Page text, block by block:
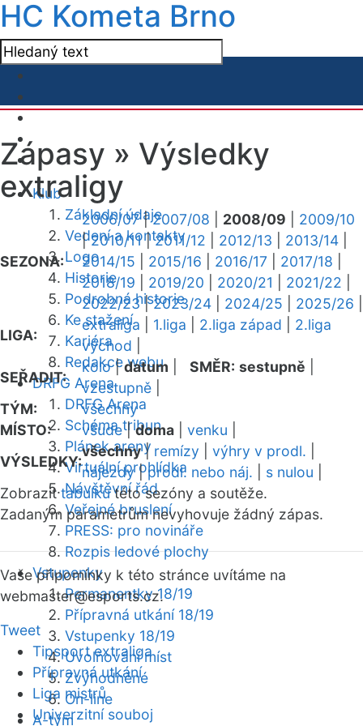
HC Kometa Brno
Klub
Základní údaje
Vedení a kontakty
Logo
Historie
Podrobná historie
Ke stažení
Kariéra
Redakce webu
DRFG Arena
DRFG Arena
Schéma tribun
Plánek areny
Virtuální prohlídka
Návštěvní řád
Veřejné bruslení
PRESS: pro novináře
Rozpis ledové plochy
Vstupenky
Permanentky 18/19
Přípravná utkání 18/19
Vstupenky 18/19
Uvolňování míst
Zvýhodněné
On-line
A-tým
Zápasy » Výsledky
extraligy
SEZONA:
2006/07|2007/08 2008/09
2009/10
|2010/11|2011/12 2012/13 2013/14
2014/15
2015/16 2016/17 2017/18
2018/19
2019/20 2020/21 2021/22
2022/23|2023/24 2024/25 2025/26
LIGA:
extraliga 1.liga 2.liga západ
2.liga
východ
SEŘADIT:
kolo|datum SMĚR: sestupně
vzestupně
TÝM:
všechny
MÍSTO:
všude|doma venku
VÝSLEDKY:
všechny| remízy výhry v prodl.
nájezdy|prodl. nebo náj. s nulou
Zobrazittabulkutéto sezóny a soutěže.
Zadaným parametrům nevyhovuje žádný zápas.
Vaše připomínky k této stránce uvítáme na
webmaster@esports.cz.
Tweet
Tipsport extraliga
Přípravná utkání
Liga mistrů
Univerzitní souboj